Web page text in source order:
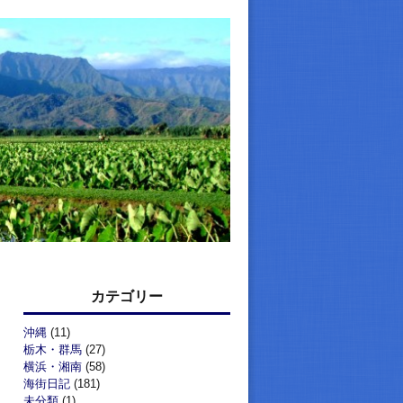
カテゴリー
沖縄 (11)
栃木・群馬 (27)
横浜・湘南 (58)
海街日記 (181)